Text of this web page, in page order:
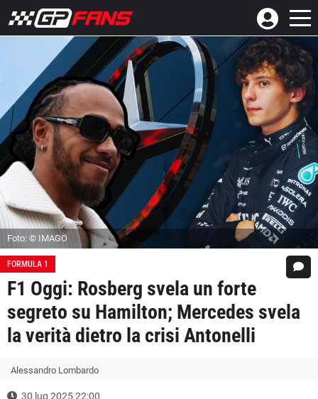
Foto: © IMAGO
FORMULA 1
F1 Oggi: Rosberg svela un forte
segreto su Hamilton; Mercedes svela
la verità dietro la crisi Antonelli
Alessandro Lombardo
30 lug 2025 22:00